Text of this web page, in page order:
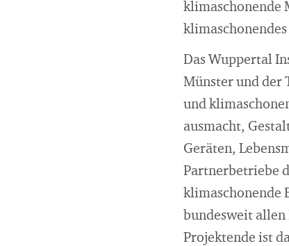
klimaschonende
Das Wuppertal
Münster und der
und
ausmacht,
Geräten,
Partnerbetriebe
klimaschonende
bundesweit allen
Projektende ist